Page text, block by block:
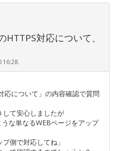
対応について、
16:28
応について」の内容確認で質問
して安心しましたが
うな単なるWEBページをアップ
側で対応してね」